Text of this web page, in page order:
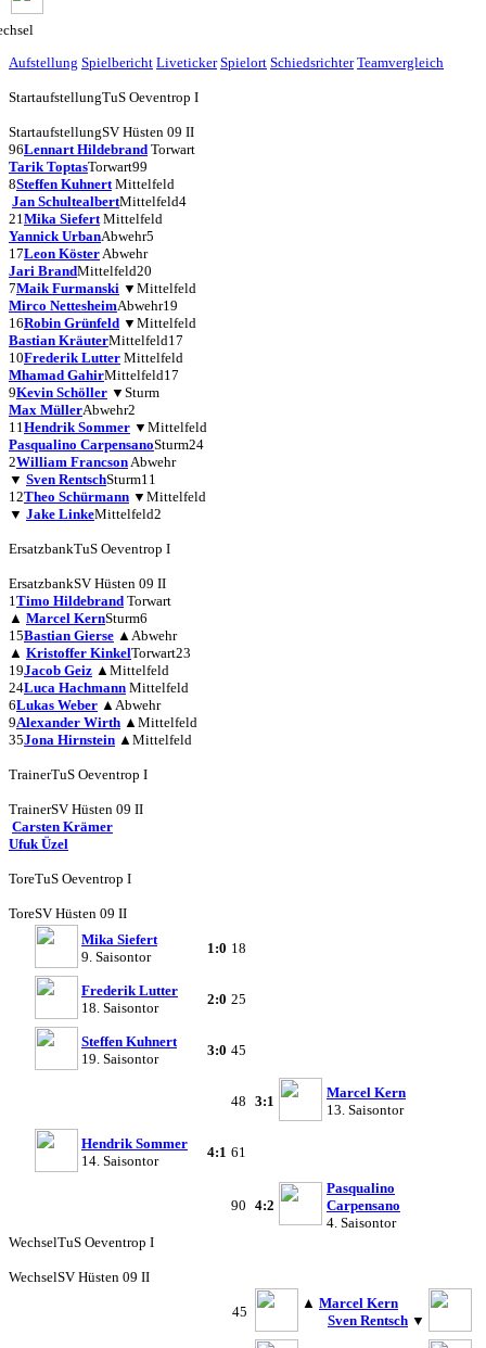
Aufstellung Spielbericht Liveticker Spielort Schiedsrichter Teamvergleich
StartaufstellungTuS Oeventrop I
StartaufstellungSV Hüsten 09 II
96Lennart Hildebrand Torwart
Tarik ToptasTorwart99
8Steffen Kuhnert Mittelfeld
Jan SchultealbertMittelfeld4
21Mika Siefert Mittelfeld
Yannick UrbanAbwehr5
17Leon KösterAbwehr
Jari BrandMittelfeld20
7Maik Furmanski ▼ Mittelfeld
Mirco NettesheimAbwehr19
16Robin Grünfeld ▼ Mittelfeld
Bastian KräuterMittelfeld17
10Frederik Lutter Mittelfeld
Mhamad GahirMittelfeld17
9Kevin Schöller ▼ Sturm
Max MüllerAbwehr2
11Hendrik Sommer ▼ Mittelfeld
Pasqualino CarpensanoSturm24
2William FrancsonAbwehr
▼ Sven RentschSturm11
12Theo Schürmann ▼ Mittelfeld
▼ Jake LinkeMittelfeld2
ErsatzbankTuS Oeventrop I
ErsatzbankSV Hüsten 09 II
1Timo Hildebrand Torwart
▲ Marcel KernSturm6
15Bastian Gierse ▲ Abwehr
▲ Kristoffer KinkelTorwart23
19Jacob Geiz ▲ Mittelfeld
24Luca Hachmann Mittelfeld
6Lukas Weber ▲ Abwehr
9Alexander Wirth ▲ Mittelfeld
35Jona Hirnstein ▲ Mittelfeld
TrainerTuS Oeventrop I
TrainerSV Hüsten 09 II
Carsten Krämer
Ufuk Üzel
ToreTuS Oeventrop I
ToreSV Hüsten 09 II
Mika Siefert
9. Saisontor
1:0 18
Frederik Lutter
18. Saisontor
2:0 25
Steffen Kuhnert
19. Saisontor
3:0 45
48 3:1
Marcel Kern
13. Saisontor
Hendrik Sommer
14. Saisontor
4:1 61
90 4:2
Pasqualino
Carpensano
4. Saisontor
WechselTuS Oeventrop I
WechselSV Hüsten 09 II
45
▲ Marcel Kern
Sven Rentsch ▼